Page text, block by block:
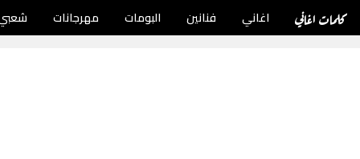
كلمات اغاني اغاني فنانين البومات مهرجانات